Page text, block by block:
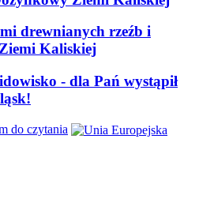
drewnianych rzeźb i
Kaliskiej
- dla Pań wystąpił